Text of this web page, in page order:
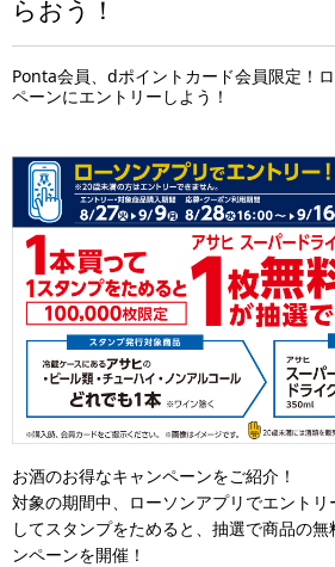
らおう！
Ponta会員、dポイントカード会員限定！
ペーンにエントリーしよう！
お酒のお得なキャンペーンをご紹介！
対象の期間中、ローソンアプリでエント
してスタンプをためると、抽選で商品の
ンペーンを開催！